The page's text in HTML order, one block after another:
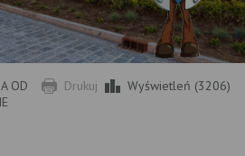
Drukuj Wyświetleń (3206)
OD